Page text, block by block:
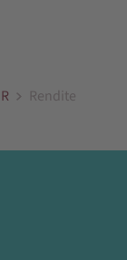
R Rendite